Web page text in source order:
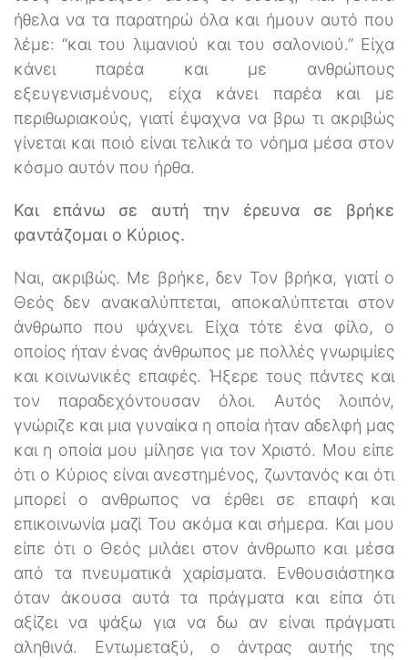
ήθελα να τα παρατηρώ όλα και ήμουν αυτό που
λέμε: “και του λιμανιού και του σαλονιού.” Είχα
κάνει παρέα και με ανθρώπους
εξευγενισμένους, είχα κάνει παρέα και με
περιθωριακούς, γιατί έψαχνα να βρω τι ακριβώς
γίνεται και ποιό είναι τελικά το νόημα μέσα στον
κόσμο αυτόν που ήρθα.
Και επάνω σε αυτή την έρευνα σε βρήκε
φαντάζομαι ο Κύριος.
Ναι, ακριβώς. Με βρήκε, δεν Τον βρήκα, γιατί ο
Θεός δεν ανακαλύπτεται, αποκαλύπτεται στον
άνθρωπο που ψάχνει. Είχα τότε ένα φίλο, ο
οποίος ήταν ένας άνθρωπος με πολλές γνωριμίες
και κοινωνικές επαφές. Ήξερε τους πάντες και
τον παραδεχόντουσαν όλοι. Αυτός λοιπόν,
γνώριζε και μια γυναίκα η οποία ήταν αδελφή μας
και η οποία μου μίλησε για τον Χριστό. Μου είπε
ότι ο Κύριος είναι ανεστημένος, ζωντανός και ότι
μπορεί ο ανθρωπος να έρθει σε επαφή και
επικοινωνία μαζί Του ακόμα και σήμερα. Και μου
είπε ότι ο Θεός μιλάει στον άνθρωπο και μέσα
από τα πνευματικά χαρίσματα. Ενθουσιάστηκα
όταν άκουσα αυτά τα πράγματα και είπα ότι
αξίζει να ψάξω για να δω αν είναι πράγματι
αληθινά. Εντωμεταξύ, ο άντρας αυτής της